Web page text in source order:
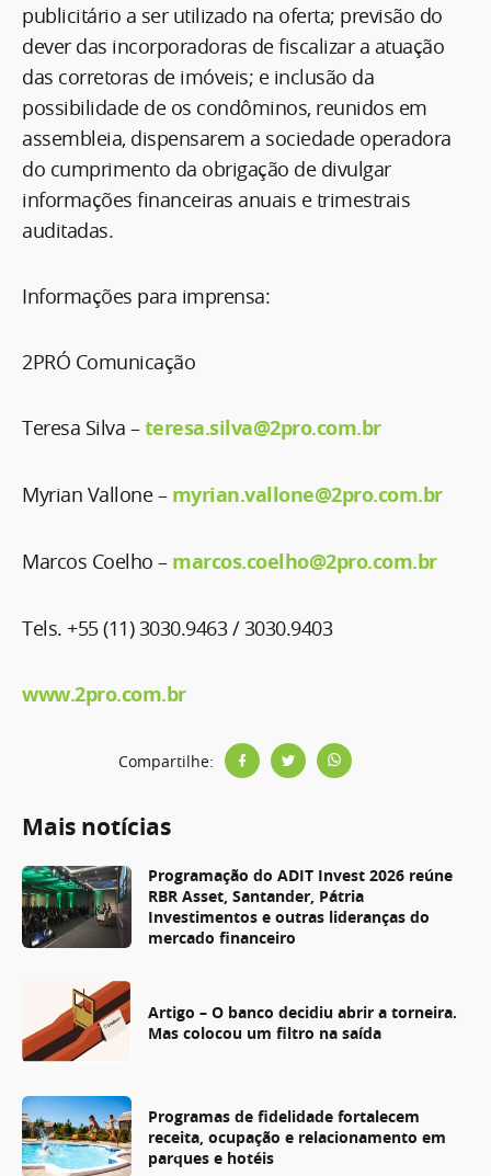
publicitário a ser utilizado na oferta; previsão do
dever das incorporadoras de fiscalizar a atuação
das corretoras de imóveis; e inclusão da
possibilidade de os condôminos, reunidos em
assembleia, dispensarem a sociedade operadora
do cumprimento da obrigação de divulgar
informações financeiras anuais e trimestrais
auditadas.
Informações para imprensa:
2PRÓ Comunicação
Teresa Silva –teresa.silva@2pro.com.br
Myrian Vallone – myrian.vallone@2pro.com.br
Marcos Coelho – marcos.coelho@2pro.com.br
Tels. +55 (11) 3030.9463 / 3030.9403
www.2pro.com.br
Compartilhe:
Mais notícias
Programação do ADIT Invest 2026 reúne
RBR Asset, Santander, Pátria
Investimentos e outras lideranças do
mercado financeiro
Artigo – O banco decidiu abrir a torneira.
Mas colocou um filtro na saída
Programas de fidelidade fortalecem
receita, ocupação e relacionamento em
parques e hotéis